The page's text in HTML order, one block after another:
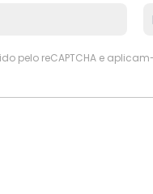
pelo reCAPTCHA e